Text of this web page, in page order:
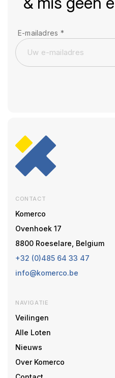
E-mailadres *
CONTACT
Komerco
Ovenhoek 17
8800 Roeselare, Belgium
+32 (0)485 64 33 47
info@komerco.be
NAVIGATIE
Veilingen
Alle Loten
Nieuws
Over Komerco